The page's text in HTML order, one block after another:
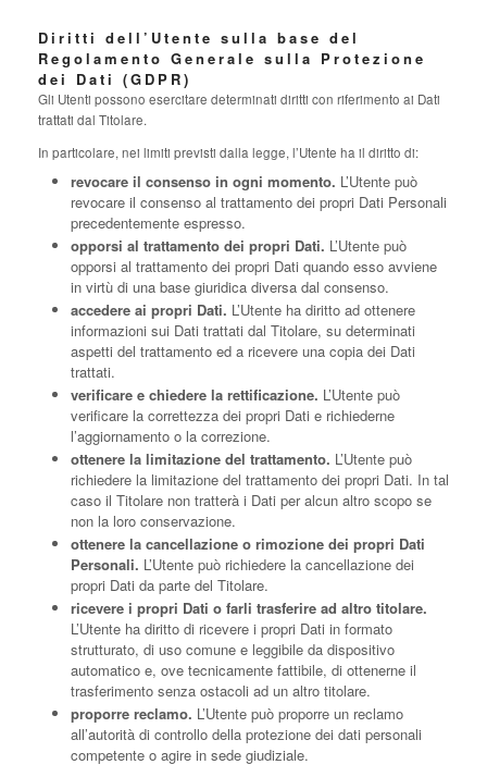
Diritti dell’Utente sulla base del
Regolamento Generale sulla Protezione
dei Dati (GDPR)
Gli Utenti possono esercitare determinati diritti con riferimento ai Dati
trattati dal Titolare.
In particolare, nei limiti previsti dalla legge, l’Utente ha il diritto di:
revocare il consenso in ogni momento. L’Utente può
revocare il consenso al trattamento dei propri Dati Personali
precedentemente espresso.
opporsi al trattamento dei propri Dati. L’Utente può
opporsi al trattamento dei propri Dati quando esso avviene
in virtù di una base giuridica diversa dal consenso.
accedere ai propri Dati. L’Utente ha diritto ad ottenere
informazioni sui Dati trattati dal Titolare, su determinati
aspetti del trattamento ed a ricevere una copia dei Dati
trattati.
verificare e chiedere la rettificazione. L’Utente può
verificare la correttezza dei propri Dati e richiederne
l’aggiornamento o la correzione.
ottenere la limitazione del trattamento. L’Utente può
richiedere la limitazione del trattamento dei propri Dati. In tal
caso il Titolare non tratterà i Dati per alcun altro scopo se
non la loro conservazione.
ottenere la cancellazione o rimozione dei propri Dati
Personali. L’Utente può richiedere la cancellazione dei
propri Dati da parte del Titolare.
ricevere i propri Dati o farli trasferire ad altro titolare.
L’Utente ha diritto di ricevere i propri Dati in formato
strutturato, di uso comune e leggibile da dispositivo
automatico e, ove tecnicamente fattibile, di ottenerne il
trasferimento senza ostacoli ad un altro titolare.
proporre reclamo. L’Utente può proporre un reclamo
all’autorità di controllo della protezione dei dati personali
competente o agire in sede giudiziale.